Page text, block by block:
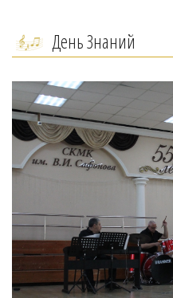
День Знаний